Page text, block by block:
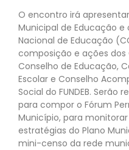
O encontro irá
Municipal de Educação
Nacional de Educação
composição e ações dos
Conselho de Educação,
Escolar e Conselho
Social do FUNDEB. Serão
para compor o Fórum
Município, para
estratégias do Plano
mini-censo da rede